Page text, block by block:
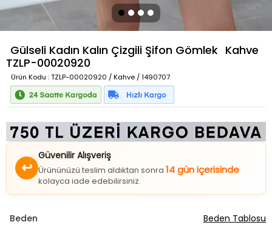
Gülseli Kadın Kalın Çizgili Şifon Gömlek Kahve
TZLP-00020920
Ürün Kodu : TZLP-00020920 / Kahve / 1490707
↩
Güvenilir Alışveriş
Ürününüzü teslim aldıktan sonra 14 gün içerisinde
kolayca iade edebilirsiniz.
Beden Beden Tablosu